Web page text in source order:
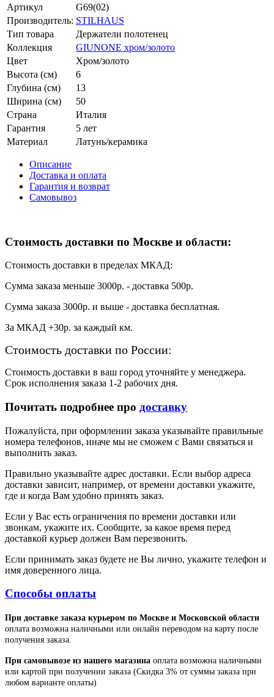
Артикул
G69(02)
Производитель: STILHAUS
Тип товара
Держатели полотенец
Коллекция
GIUNONE хром/золото
Цвет
Хром/золото
Высота (см)
6
Глубина (см)
13
Ширина (см)
50
Страна
Италия
Гарантия
5 лет
Материал
Латунь/керамика
Описание
Доставка и оплата
Гарантия и возврат
Самовывоз
Стоимость доставки по Москве и области:
Стоимость доставки в пределах МКАД:
Сумма заказа меньше 3000р. - доставка 500р.
Сумма заказа 3000р. и выше - доставка бесплатная.
За МКАД +30р. за каждый км.
Стоимость доставки по России:
Стоимость доставки в ваш город уточняйте у менеджера.
Срок исполнения заказа 1-2 рабочих дня.
Почитать подробнее про доставку
Пожалуйста, при оформлении заказа указывайте правильные
номера телефонов, иначе мы не сможем с Вами связаться и
выполнить заказ.
Правильно указывайте адрес доставки. Если выбор адреса
доставки зависит, например, от времени доставки укажите,
где и когда Вам удобно принять заказ.
Если у Вас есть ограничения по времени доставки или
звонкам, укажите их. Сообщите, за какое время перед
доставкой курьер должен Вам перезвонить.
Если принимать заказ будете не Вы лично, укажите телефон и
имя доверенного лица.
Способы оплаты
При доставке заказа курьером по Москве и Московской области
оплата возможна наличными или онлайн переводом на карту после
получения заказа.
При самовывозе из нашего магазина оплата возможна наличными
или картой при получении заказа (Скидка 3% от суммы заказа при
любом варианте оплаты)